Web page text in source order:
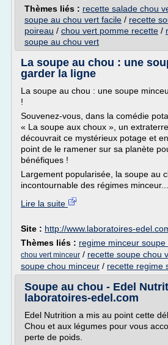
Thèmes liés : recette salade chou
soupe au chou vert facile / recette
poireau / chou vert pomme recette /
soupe au chou vert
La soupe au chou : une
garder la ligne
La soupe au chou : une soupe
!
Souvenez-vous, dans la comédie
« La soupe aux choux », un
découvrait ce mystérieux potage et
point de le ramener sur sa planète
bénéfiques !
Largement popularisée, la soupe au
incontournable des régimes minceur...
Lire la suite
Site : http://www.laboratoires-
Thèmes liés : regime minceur soupe
chou vert minceur / recette soupe chou
soupe chou minceur / recette regime
Soupe au chou - Edel
laboratoires-edel.com
Edel Nutrition a mis au point cette
Chou et aux légumes pour vous
perte de poids.